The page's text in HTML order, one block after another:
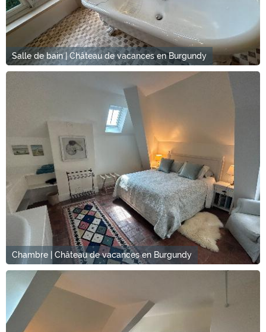
Salle de bain | Château de vacances en Burgundy
Chambre | Château de vacances en Burgundy